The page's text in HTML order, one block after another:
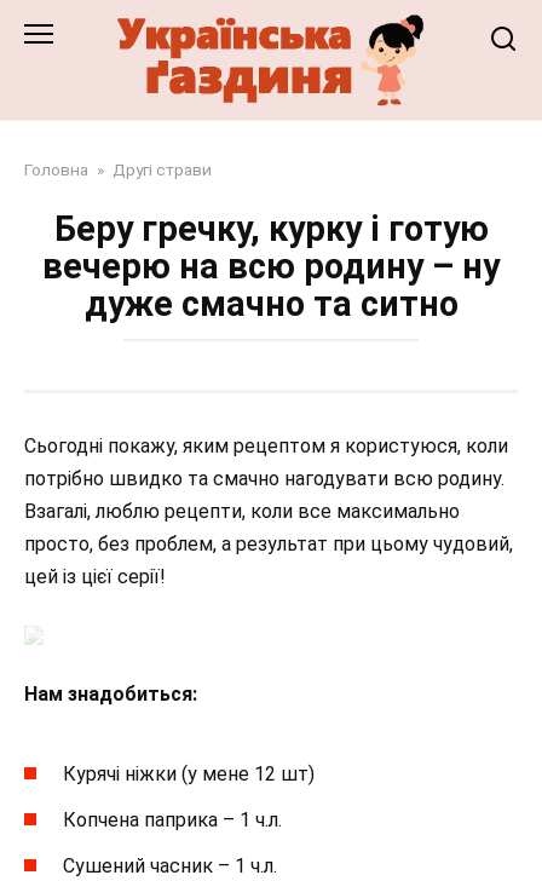
Головна » Другі страви
Беру гречку, курку і готую
вечерю на всю родину – ну
дуже смачно та ситно
Сьогодні покажу, яким рецептом я користуюся, коли
потрібно швидко та смачно нагодувати всю родину.
Взагалі, люблю рецепти, коли все максимально
просто, без проблем, а результат при цьому чудовий,
цей із цієї серії!
Нам знадобиться:
Курячі ніжки (у мене 12 шт)
Копчена паприка – 1 ч.л.
Сушений часник – 1 ч.л.